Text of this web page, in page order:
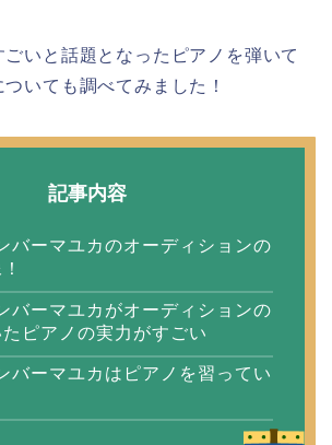
ごいと話題となったピアノを弾いて
いても調べてみました！
記事内容
バーマユカのオーディションの
バーマユカがオーディションの
ピアノの実力がすごい
バーマユカはピアノを習ってい